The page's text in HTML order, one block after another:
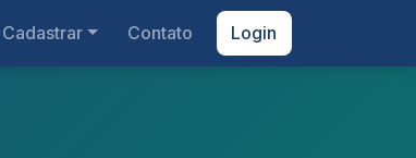
Cadastrar Contato Login